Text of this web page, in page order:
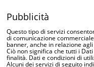
Pubblicità
Questo tipo di servizi
di comunicazione
banner, anche in relazione
Ciò non significa che tutti i
finalità. Dati e condizioni di
Alcuni dei servizi di seguito